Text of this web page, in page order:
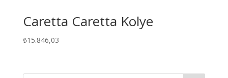
Caretta Caretta Kolye
₺15.846,03